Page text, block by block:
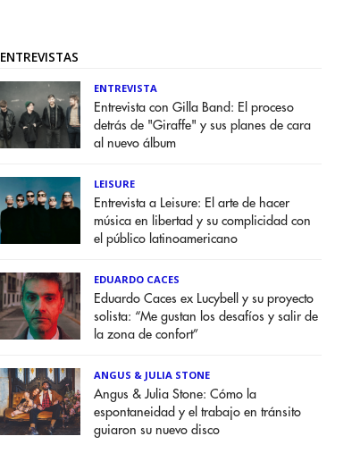
ENTREVISTAS
ENTREVISTA
Entrevista con Gilla Band: El proceso
detrás de "Giraffe" y sus planes de cara
al nuevo álbum
LEISURE
Entrevista a Leisure: El arte de hacer
música en libertad y su complicidad con
el público latinoamericano
EDUARDO CACES
Eduardo Caces ex Lucybell y su proyecto
solista: “Me gustan los desafíos y salir de
la zona de confort”
ANGUS & JULIA STONE
Angus & Julia Stone: Cómo la
espontaneidad y el trabajo en tránsito
guiaron su nuevo disco